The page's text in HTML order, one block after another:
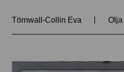
Törnwall-Collin Eva | Olja